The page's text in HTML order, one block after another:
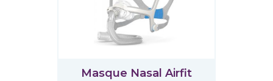
Masque Nasal Airfit